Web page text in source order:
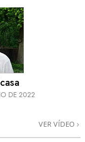
DE 2022
VER VÍDEO